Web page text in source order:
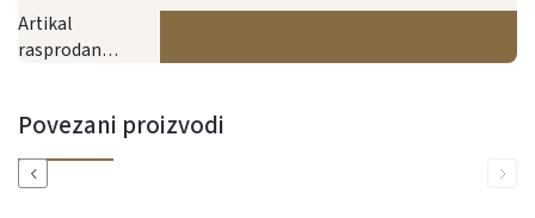
Artikal
rasprodan…
Povezani proizvodi
Previous Next